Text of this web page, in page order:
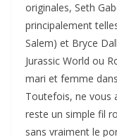
’
e
x
t
é
r
i
l
’
i
n
t
é
r
i
originales, Seth
principalement
Salem) et Bryce
Jurassic World ou
mari et femme
Toutefois, ne vous
reste un simple fil
sans vraiment le